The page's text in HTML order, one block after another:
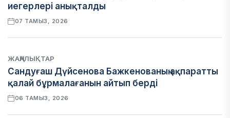
иегерлері анықталды
07 ТАМЫЗ, 2026
ЖАҢАЛЫҚТАР
Сандуғаш Дүйсенова Бажкенованың ақпаратты
қалай бұрмалағанын айтып берді
06 ТАМЫЗ, 2026